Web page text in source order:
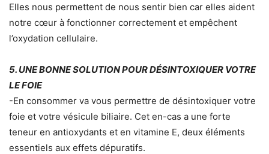
Elles nous permettent de nous sentir bien car elles aident
notre cœur à fonctionner correctement et empêchent
l’oxydation cellulaire.
5. UNE BONNE SOLUTION POUR DÉSINTOXIQUER VOTRE
LE FOIE
-En consommer va vous permettre de désintoxiquer votre
foie et votre vésicule biliaire. Cet en-cas a une forte
teneur en antioxydants et en vitamine E, deux éléments
essentiels aux effets dépuratifs.